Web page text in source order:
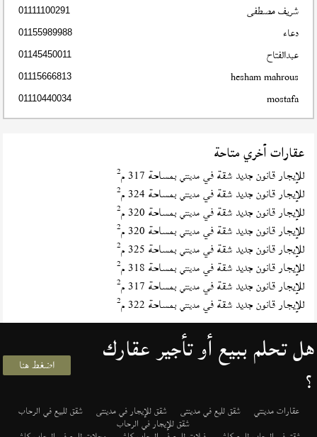
شريف مصطفى 01111100291
دعاء 01155989988
عبدالفتاح 01145450011
hesham mahrous
01115666813
mostafa
01110440034
عقارات أخري متاحة
للإيجار قانون جديد شقة فيمدينتي بمساحة 317 م 2
للإيجار قانون جديد شقة فيمدينتي بمساحة 324 م 2
للإيجار قانون جديد شقة فيمدينتي بمساحة 320 م 2
للإيجار قانون جديد شقة فيمدينتي بمساحة 320 م 2
للإيجار قانون جديد شقة فيمدينتي بمساحة 325 م 2
للإيجار قانون جديد شقة فيمدينتي بمساحة 318 م 2
للإيجار قانون جديد شقة فيمدينتي بمساحة 317 م 2
للإيجار قانون جديد شقة فيمدينتي بمساحة 322 م 2
هل تحلم ببيع أو تأجير عقارك
؟ اضغط هنا
عقارات مدينتي شقق لليع في مدينتى شقق للإيجار في مدينتى شقق للبيع في الرحاب
شقق للإيجار في الرحاب